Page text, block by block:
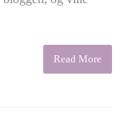
Read More